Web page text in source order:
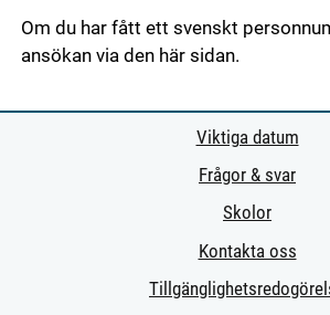
Om du har fått ett svenskt
ansökan via den här sidan.
Viktiga datum
Frågor & svar
Skolor
Kontakta oss